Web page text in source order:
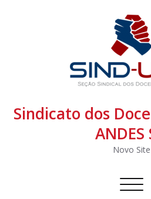
Sindicato dos
ANDES
Novo Site